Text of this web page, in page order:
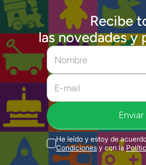
Recibe
las novedades y
Enviar
He leído y estoy de
Condiciones y con la